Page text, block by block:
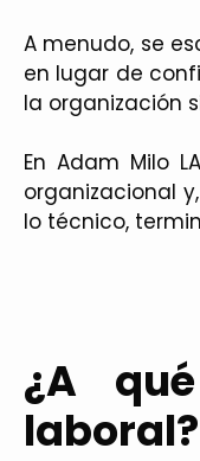
A menudo, se
en lugar de
la organización
En Adam Milo
organizacional
lo técnico,
¿A
laboral?